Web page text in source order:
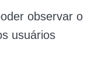
observar o
usuários